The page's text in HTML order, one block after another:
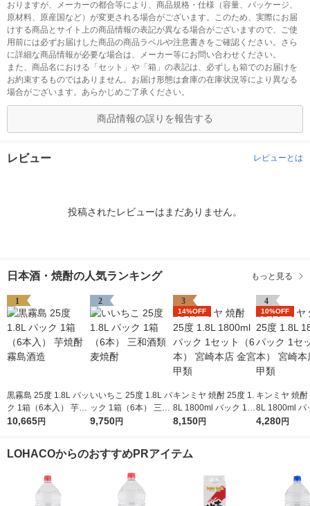
おりますが、メーカーの都合等により、商品規格・仕様（容量、パッケージ、
原材料、原産国など）が変更される場合がございます。このため、実際にお届
けする商品とサイト上の商品情報の表記が異なる場合がございますので、ご使
用前には必ずお届けした商品の商品ラベルや注意書きをご確認ください。さら
に詳細な商品情報が必要な場合は、メーカー等にお問い合わせください。
また、商品名における「セット」や「箱」の表記は、必ずしも箱でのお届けを
お約束するものではありません。お届け形態は倉庫の在庫状況等により異なる
場合がございます。あらかじめご了承ください。
商品情報の誤りを報告する
レビュー レビューとは
投稿されたレビューはまだありません。
日本酒・焼酎の人気ランキング もっと見る
1
黒霧島 25度 1.8L パッ
ク 1箱（6本入） 芋焼
酎 霧島酒造
10,665円
2
いいちこ 25度 1.8L パ
ック 1箱（6本） 三和
酒類 麦焼酎
9,750円
3
14%OFF
キンミヤ 焼酎 25度 1.
8L 1800ml パック 1セ
ット（6本） 宮崎本店
8,150円
4
10%OFF
キンミヤ 焼
8L 1800ml パ
ット（3本）
4,280円
LOHACOからのおすすめPRアイテム